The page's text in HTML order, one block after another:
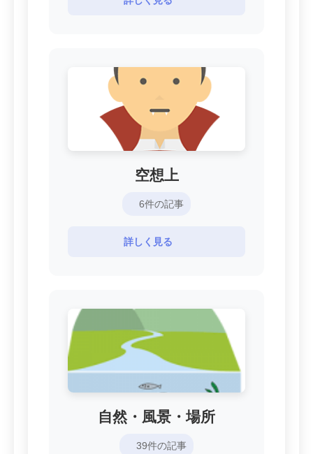
空想上
6件の記事
詳しく見る
自然・風景・場所
39件の記事